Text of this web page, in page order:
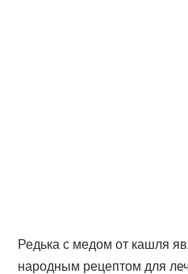
Редька с медом от кашля
народным рецептом для